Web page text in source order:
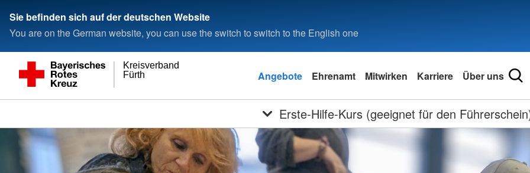
Sie befinden sich auf der deutschen Website
You are on the German website, you can use the switch to switch to the English one
Fürth
Kreisverband
Angebote Ehrenamt Mitwirken Karriere Über uns
Erste-Hilfe-Kurs (geeignet für den